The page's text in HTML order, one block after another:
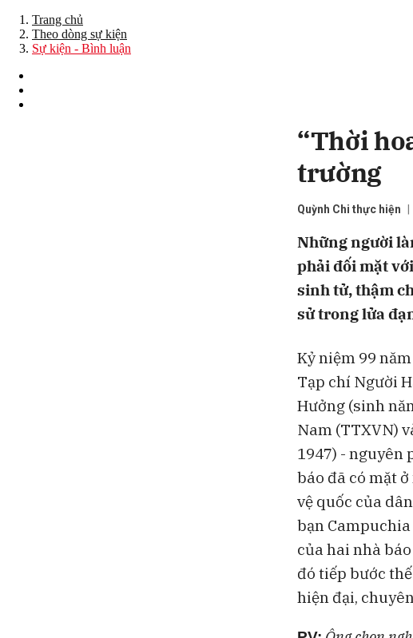
Trang chủ
Theo dòng sự kiện
Sự kiện - Bình luận
“Thời
trường
Quỳnh Chi thực hiện
Những người
phải đối mặt
sinh tử, thậm
sử trong lửa
Kỷ niệm 99
Tạp chí Người
Hưởng (sinh
Nam (TTXVN)
1947) - nguyên
báo đã có mặt
vệ quốc của
bạn
của hai nhà
đó tiếp bước
hiện đại,